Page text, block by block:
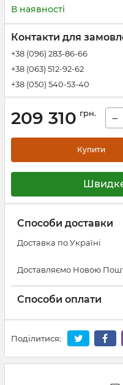
В наявності
Контакти для
+38 (096) 283-86-66
+38 (063) 512-92-62
+38 (050) 540-53-40
209 310 грн. −
Купити
Способи доставки
Доставка по Україні
Доставляємо Новою
Способи оплати
Поділитися: